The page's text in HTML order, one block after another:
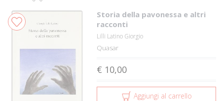
Storia della pavonessa e altri
racconti
Lilli Latino Giorgio
Quasar
€ 10,00
Aggiungi al carrello